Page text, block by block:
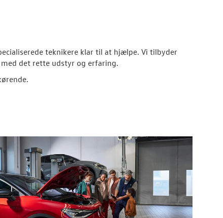
teknikere klar til at hjælpe. Vi tilbyder
det rette udstyr og erfaring.